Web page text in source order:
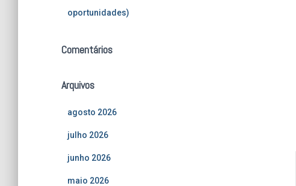
oportunidades)
Comentários
Arquivos
agosto 2026
julho 2026
junho 2026
maio 2026